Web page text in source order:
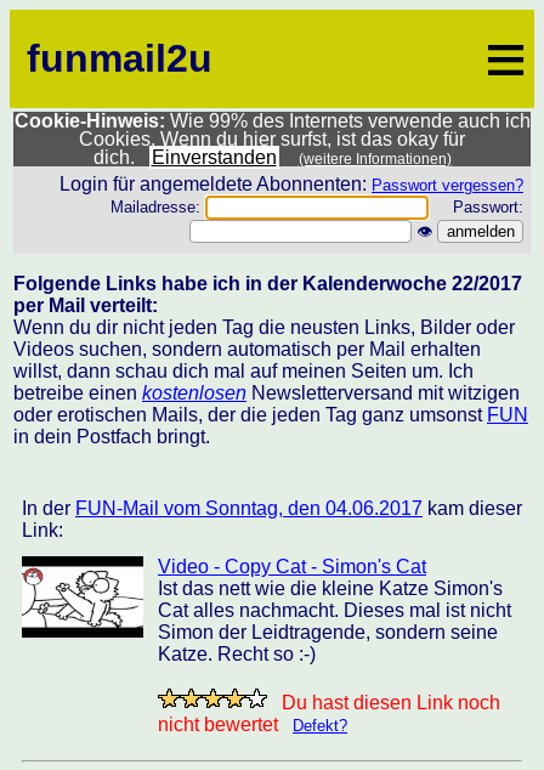
funmail2u ≡
Cookie-Hinweis: Wie 99% des Internets verwende auch ich
Cookies. Wenn du hier surfst, ist das okay für
dich.
Einverstanden (weitere Informationen)
Login für angemeldete Abonnenten: Passwort vergessen?
Mailadresse:
Passwort:
👁
Folgende Links habe ich in der Kalenderwoche 22/2017
per Mail verteilt:
Wenn du dir nicht jeden Tag die neusten Links, Bilder oder
Videos suchen, sondern automatisch per Mail erhalten
willst, dann schau dich mal auf meinen Seiten um. Ich
betreibe einen kostenlosen Newsletterversand mit witzigen
oder erotischen Mails, der die jeden Tag ganz umsonst FUN
in dein Postfach bringt.
In der FUN-Mail vom Sonntag, den 04.06.2017 kam dieser
Link:
Video - Copy Cat - Simon's Cat
Ist das nett wie die kleine Katze Simon's
Cat alles nachmacht. Dieses mal ist nicht
Simon der Leidtragende, sondern seine
Katze. Recht so :-)
Du hast diesen Link noch
nicht bewertet
Defekt?